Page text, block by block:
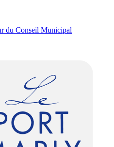
du Conseil Municipal